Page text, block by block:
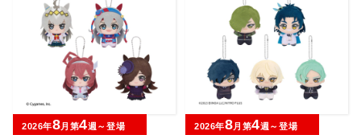
2026年8月第4週～登場 2026年8月第4週～登場